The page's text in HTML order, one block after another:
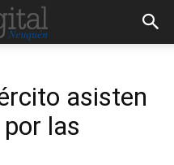
asisten
las